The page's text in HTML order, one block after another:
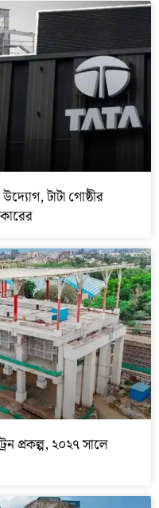
টাটা গোষ্ঠীর
প্রকল্প, ২০২৭ সালে